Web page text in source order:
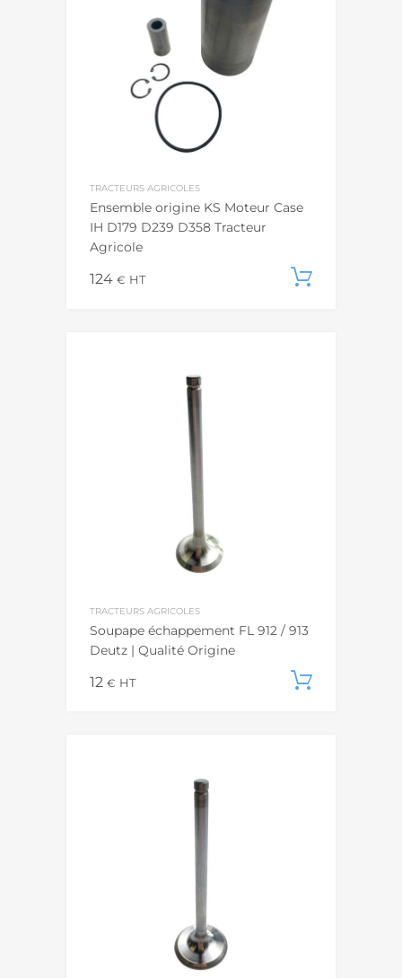
TRACTEURS AGRICOLES
Ensemble origine KS Moteur Case
IH D179 D239 D358 Tracteur
Agricole
124 € HT
TRACTEURS AGRICOLES
Soupape échappement FL 912 / 913
Deutz | Qualité Origine
12 € HT